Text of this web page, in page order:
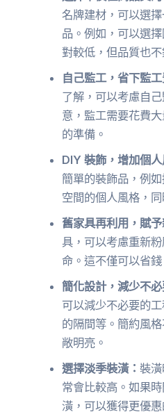
名牌建材，可以選
品。例如，可以選
對較低，但品質也不
自己監工，省下監
了解，可以考慮自
意，監工需要花費
的準備。
DIY 裝飾，增加個人
簡單的裝飾品，例
空間的個人風格，
舊家具再利用，賦
具，可以考慮重新
命。這不僅可以省
簡化設計，減少不必
可以減少不必要的
的隔間等。簡約風
敞明亮。
選擇淡季裝潢：裝
常會比較高。如果
潢，可以獲得更優惠